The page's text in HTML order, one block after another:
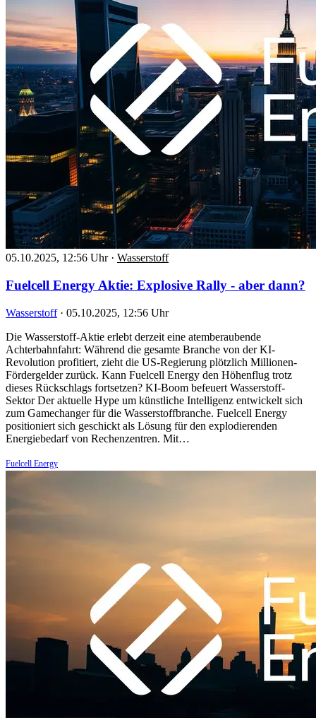
05.10.2025, 12:56 Uhr · Wasserstoff
Fuelcell Energy Aktie: Explosive Rally - aber dann?
Wasserstoff · 05.10.2025, 12:56 Uhr
Die Wasserstoff-Aktie erlebt derzeit eine atemberaubende
Achterbahnfahrt: Während die gesamte Branche von der KI-
Revolution profitiert, zieht die US-Regierung plötzlich Millionen-
Fördergelder zurück. Kann Fuelcell Energy den Höhenflug trotz
dieses Rückschlags fortsetzen? KI-Boom befeuert Wasserstoff-
Sektor Der aktuelle Hype um künstliche Intelligenz entwickelt sich
zum Gamechanger für die Wasserstoffbranche. Fuelcell Energy
positioniert sich geschickt als Lösung für den explodierenden
Energiebedarf von Rechenzentren. Mit…
Fuelcell Energy